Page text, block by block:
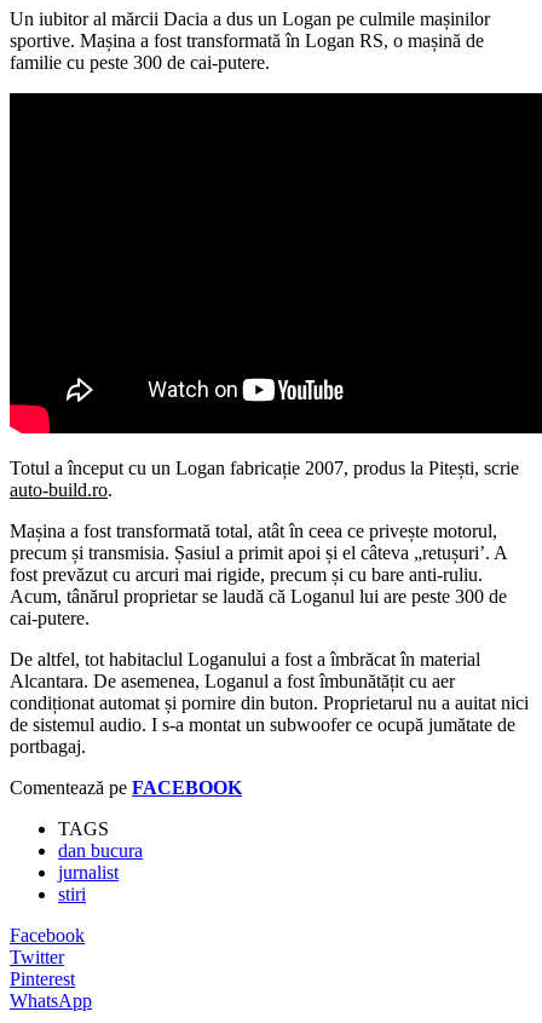
Un iubitor al mărcii Dacia a dus un Logan pe culmile mașinilor
sportive. Mașina a fost transformată în Logan RS, o mașină de
familie cu peste 300 de cai-putere.
Totul a început cu un Logan fabricație 2007, produs la Pitești, scrie
auto-build.ro.
Mașina a fost transformată total, atât în ceea ce privește motorul,
precum și transmisia. Șasiul a primit apoi și el câteva „retușuri’. A
fost prevăzut cu arcuri mai rigide, precum și cu bare anti-ruliu.
Acum, tânărul proprietar se laudă că Loganul lui are peste 300 de
cai-putere.
De altfel, tot habitaclul Loganului a fost a îmbrăcat în material
Alcantara. De asemenea, Loganul a fost îmbunătățit cu aer
condiționat automat și pornire din buton. Proprietarul nu a auitat nici
de sistemul audio. I s-a montat un subwoofer ce ocupă jumătate de
portbagaj.
Comentează pe FACEBOOK
TAGS
dan bucura
jurnalist
stiri
Facebook
Twitter
Pinterest
WhatsApp